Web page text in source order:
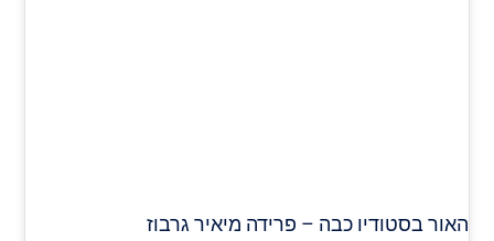
האור בסטודיו כבה – פרידה מיאיר גרבוז